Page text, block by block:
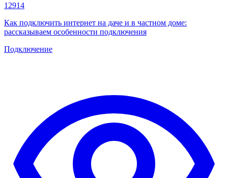
12914
Как подключить интернет на даче и в частном доме:
рассказываем особенности подключения
Подключение